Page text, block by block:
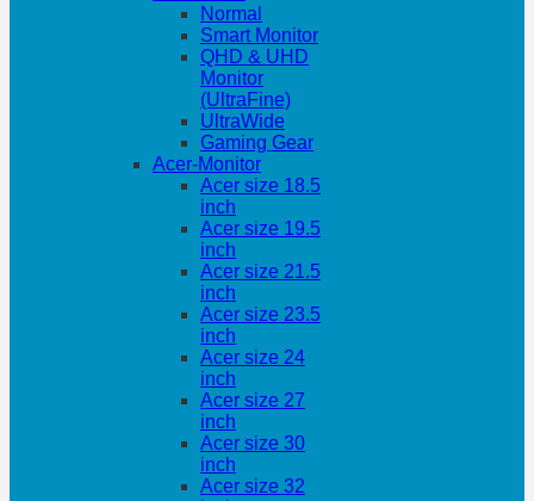
Normal
Smart Monitor
QHD & UHD
Monitor
(UltraFine)
UltraWide
Gaming Gear
Acer-Monitor
Acer size 18.5
inch
Acer size 19.5
inch
Acer size 21.5
inch
Acer size 23.5
inch
Acer size 24
inch
Acer size 27
inch
Acer size 30
inch
Acer size 32